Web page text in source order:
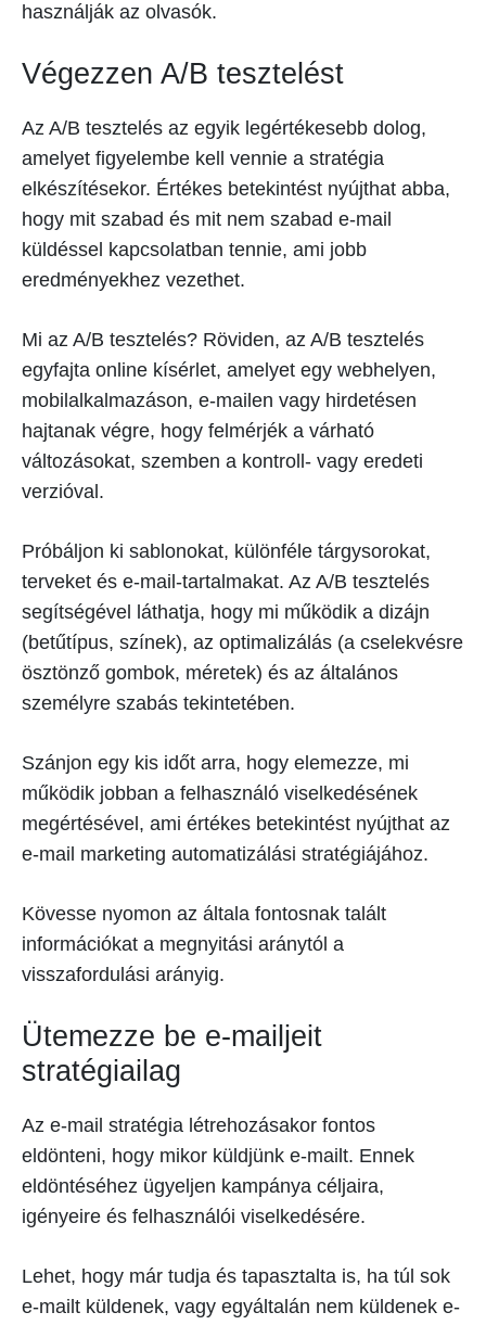
használják az olvasók.
Végezzen A/B tesztelést
Az A/B tesztelés az egyik legértékesebb dolog,
amelyet figyelembe kell vennie a stratégia
elkészítésekor. Értékes betekintést nyújthat abba,
hogy mit szabad és mit nem szabad e-mail
küldéssel kapcsolatban tennie, ami jobb
eredményekhez vezethet.
Mi az A/B tesztelés? Röviden, az A/B tesztelés
egyfajta online kísérlet, amelyet egy webhelyen,
mobilalkalmazáson, e-mailen vagy hirdetésen
hajtanak végre, hogy felmérjék a várható
változásokat, szemben a kontroll- vagy eredeti
verzióval.
Próbáljon ki sablonokat, különféle tárgysorokat,
terveket és e-mail-tartalmakat. Az A/B tesztelés
segítségével láthatja, hogy mi működik a dizájn
(betűtípus, színek), az optimalizálás (a cselekvésre
ösztönző gombok, méretek) és az általános
személyre szabás tekintetében.
Szánjon egy kis időt arra, hogy elemezze, mi
működik jobban a felhasználó viselkedésének
megértésével, ami értékes betekintést nyújthat az
e-mail marketing automatizálási stratégiájához.
Kövesse nyomon az általa fontosnak talált
információkat a megnyitási aránytól a
visszafordulási arányig.
Ütemezze be e-mailjeit
stratégiailag
Az e-mail stratégia létrehozásakor fontos
eldönteni, hogy mikor küldjünk e-mailt. Ennek
eldöntéséhez ügyeljen kampánya céljaira,
igényeire és felhasználói viselkedésére.
Lehet, hogy már tudja és tapasztalta is, ha túl sok
e-mailt küldenek, vagy egyáltalán nem küldenek e-